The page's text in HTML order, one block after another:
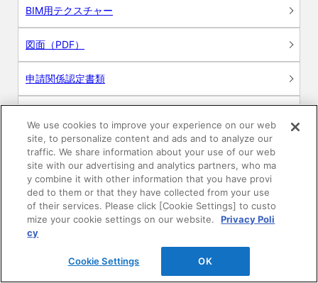
BIM用テクスチャー
図面（PDF）
申請関係認定書類
動画
シミュレーションツール
24時間換気システム〈エアスマート〉
簡易設計見積ソフト
R&Dセンター環境測定・分析サービス
We use cookies to improve your experience on our web
site, to personalize content and ads and to analyze our
traffic. We share information about your use of our web
site with our advertising and analytics partners, who ma
y combine it with other information that you have provi
ded to them or that they have collected from your use
of their services. Please click [Cookie Settings] to custo
mize your cookie settings on our website.
Privacy Poli
cy
Cookie Settings OK